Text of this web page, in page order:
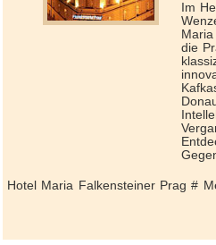
Im
die
Hotel Maria Falkensteiner Prag #